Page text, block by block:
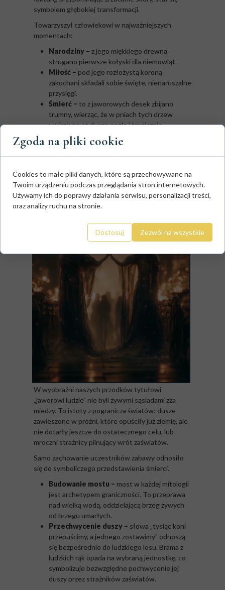
symbolem głębokiej transformacji.
Towarzyszył człowiekowi w najważniejszych
momentach:
Narodziny – z jego miękkiego drewna
strugano pierwsze kołyski dla niemowląt.
Miłość – pod jego rozłożystą koroną
zakochani składali sobie święte, nienaruszalne
przysięgi.
Śmierć – to z jaworowych desek zbijano
trumny, wierząc, że w pniach tych drzew
uwięzione są dusze nagle i tragicznie
zmarłych dziewcząt.
Kim są tajemniczy „jaworowi
W wyobraźni naszych przodków tytułowi
„jaworowi ludzie” nie byli żywymi sąsiadami zza
miedzy. To istoty z pogranicza światów: dusze
zawieszone w próżni, które opuściły już ziemię, ale
nie dotarły jeszcze do ostatecznego celu, lub
mroczni strażnicy pilnujący wrót zaświatów.
Samo zachowanie uczestników zabawy odnosiło
się do symboliczego przedstawienia śmierci.
Budowanie mostu – most w każdej mitologii
jest archetypem graniczności. To przeprawa
nad wielką wodą, oddzielającą brzeg żywych
od brzegu umarłych.
Przechwycenie duszy – słowa „tysiąc koni
przepuścimy, a jednego zostawimy” odnoszą
się bezpośrednio do ludzkiego losu. Brama z
ludzkich rąk opada na wybraną jednostkę, co
symbolizuje bezwzględne pochwycenie jej
duszy przez strażników zaświatów.
Zgoda na pliki cookie
Cookies to małe pliki danych, które są przechowywane na
Twoim urządzeniu podczas przeglądania stron internetowych.
Używamy ich do poprawy działania serwisu, personalizacji treści,
oraz analizy ruchu na stronie.
Dostosuj Zezwól na wszystkie